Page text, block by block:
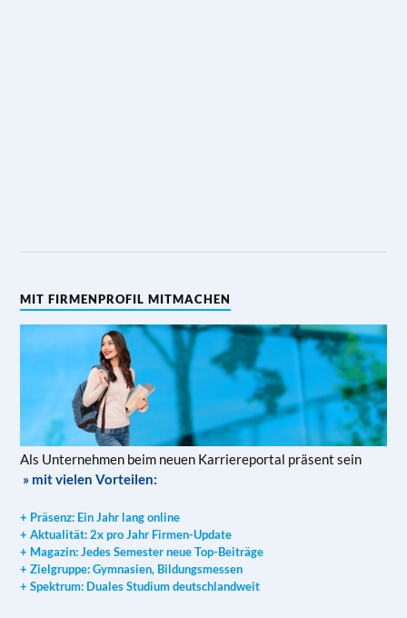
MIT FIRMENPROFIL MITMACHEN
Als Unternehmen beim neuen Karriereportal präsent sein
» mit vielen Vorteilen:
+ Präsenz: Ein Jahr lang online
+ Aktualität: 2x pro Jahr Firmen-Update
+ Magazin: Jedes Semester neue Top-Beiträge
+ Zielgruppe: Gymnasien, Bildungsmessen
+ Spektrum: Duales Studium deutschlandweit